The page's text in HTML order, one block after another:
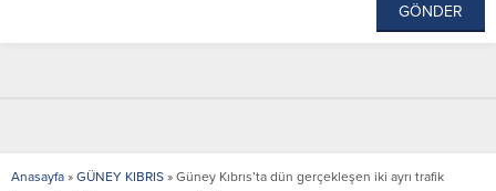
Anasayfa » GÜNEY KIBRIS » Güney Kıbrıs’ta dün gerçekleşen iki ayrı trafik